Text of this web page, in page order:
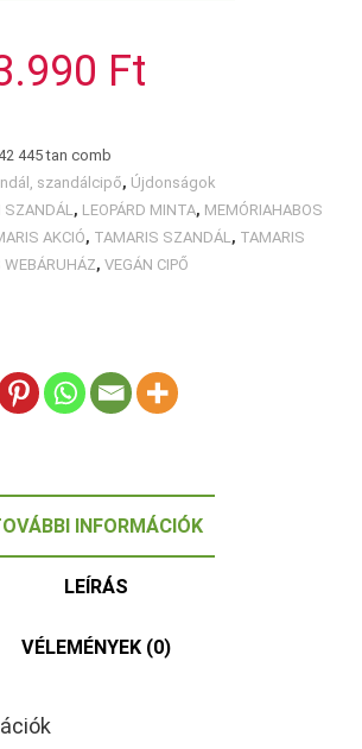
Ft
445 tan comb
szandálcipő, Újdonságok
SZANDÁL , LEOPÁRD MINTA, MEMÓRIAHABOS
AKCIÓ, TAMARIS SZANDÁL , TAMARIS
WEBÁRUHÁZ,VEGÁN CIPŐ
INFORMÁCIÓK
LEÍRÁS
VÉLEMÉNYEK (0)